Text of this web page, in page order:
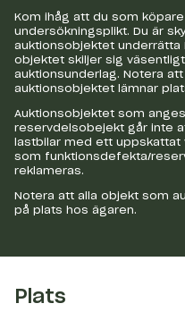
Kom ihåg att du som
undersökningsplikt. Du är
auktionsobjektet underrätta
objektet skiljer sig
auktionsunderlag. Notera
auktionsobjektet lämnar
Auktionsobjektet som
reservdelsobejekt går inte
lastbilar med ett uppskattat
som funktionsdefekta/
reklameras.
Notera att alla objekt som
på plats hos ägaren.
Plats